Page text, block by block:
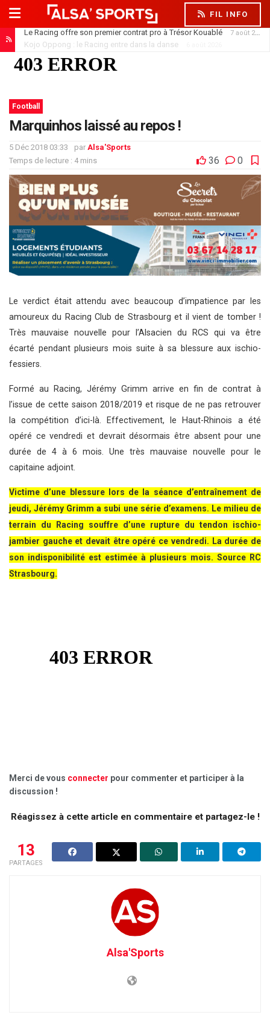
FIL INFO
Kojo Oppong : le Racing entre dans la danse 6 août 2026
Football
Marquinhos laissé au repos !
5 Déc 2018 03:33 par Alsa'Sports
Temps de lecture : 4 mins
36 0
Le verdict était attendu avec beaucoup d’impatience par les
amoureux du Racing Club de Strasbourg et il vient de tomber !
Très mauvaise nouvelle pour l’Alsacien du RCS qui va être
écarté pendant plusieurs mois suite à sa blessure aux ischio-
fessiers.
Formé au Racing, Jérémy Grimm arrive en fin de contrat à
l’issue de cette saison 2018/2019 et risque de ne pas retrouver
la compétition d’ici-là. Effectivement, le Haut-Rhinois a été
opéré ce vendredi et devrait désormais être absent pour une
durée de 4 à 6 mois. Une très mauvaise nouvelle pour le
capitaine adjoint.
Victime d’une blessure lors de la séance d’entraînement de
jeudi, Jérémy Grimm a subi une série d’examens. Le milieu de
terrain du Racing souffre d’une rupture du tendon ischio-
jambier gauche et devait être opéré ce vendredi. La durée de
son indisponibilité est estimée à plusieurs mois. Source RC
Strasbourg.
Merci de vous connecter pour commenter et participer à la
discussion !
Réagissez à cette article en commentaire et partagez-le !
13
PARTAGES
Alsa'Sports